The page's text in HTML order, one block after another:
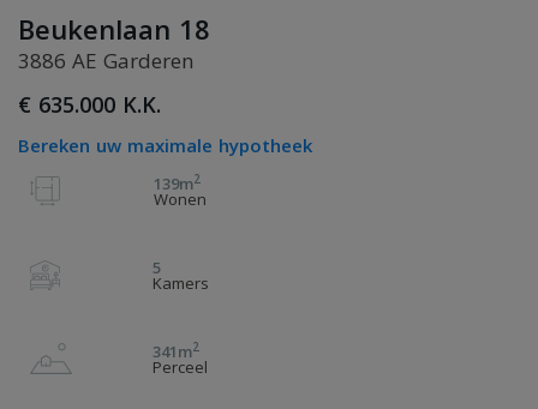
Beukenlaan 18
3886 AE Garderen
€ 635.000 K.K.
Bereken uw maximale hypotheek
139m2
Wonen
5
Kamers
341m2
Perceel